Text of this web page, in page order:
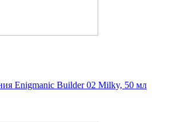
Enigmanic Builder 02 Milky, 50 мл